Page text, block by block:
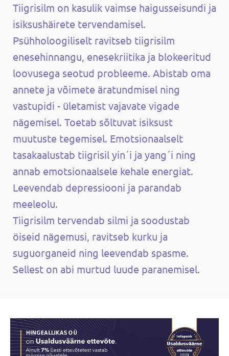
Tiigrisilm on kasulik vaimse haigusseisundi ja
isiksushäirete tervendamisel.
Psühholoogiliselt ravitseb tiigrisilm
enesehinnangu, enesekriitika ja blokeeritud
loovusega seotud probleeme. Abistab oma
annete ja võimete äratundmisel ning
vastupidi - ületamist vajavate vigade
nägemisel. Toetab sõltuvat isiksust
muutuste tegemisel. Emotsionaalselt
tasakaalustab tiigrisil yin´i ja yang´i ning
annab emotsionaalsele kehale energiat.
Leevendab depressiooni ja parandab
meeleolu.
Tiigrisilm tervendab silmi ja soodustab
öiseid nägemusi, ravitseb kurku ja
suguorganeid ning leevendab spasme.
Sellest on abi murtud luude paranemisel.